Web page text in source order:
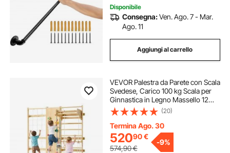
Disponibile
Consegna:Ven. Ago. 7 - Mar.
Ago. 11
Aggiungi al carrello
VEVOR Palestra da Parete con Scala
Svedese, Carico 100 kg Scala per
Ginnastica in Legno Massello 12
Livelli, con Parete da Arrampicata,
Anelli da Palestra, Barra per
Trazioni, Tavola da Arrampicata
(20)
Termina Ago. 30
52090€
574,90€
-9%